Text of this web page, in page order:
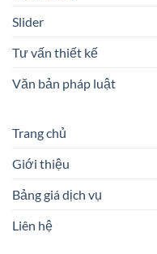
Slider
Tư vấn thiết kế
Văn bản pháp luật
Trang chủ
Giới thiệu
Bảng giá dịch vụ
Liên hệ